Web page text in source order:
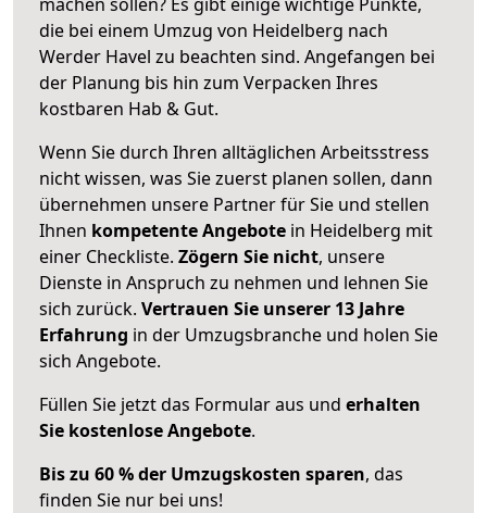
die bei einem Umzug von Heidelberg nach
Werder Havel zu beachten sind. Angefangen bei
der Planung bis hin zum Verpacken Ihres
kostbaren Hab & Gut.
Wenn Sie durch Ihren alltäglichen Arbeitsstress
nicht wissen, was Sie zuerst planen sollen, dann
übernehmen unsere Partner für Sie und stellen
Ihnen kompetente Angebote in Heidelberg mit
einer Checkliste. Zögern Sie nicht, unsere
Dienste in Anspruch zu nehmen und lehnen Sie
sich zurück. Vertrauen Sie unserer 13 Jahre
Erfahrung in der Umzugsbranche und holen Sie
sich Angebote.
Füllen Sie jetzt das Formular aus und erhalten
Sie kostenlose Angebote.
Bis zu 60 % der Umzugskosten sparen, das
finden Sie nur bei uns!